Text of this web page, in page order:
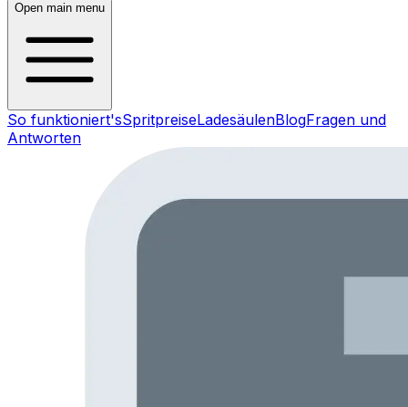
Open main menu
So funktioniert'sSpritpreiseLadesäulenBlogFragen und
Antworten